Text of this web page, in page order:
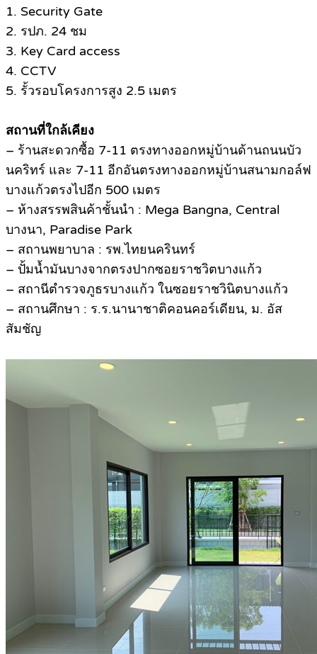
1. Security Gate
2. รปภ. 24 ชม
3. Key Card access
4. CCTV
5. รั้วรอบโครงการสูง 2.5 เมตร
สถานที่ใกล้เคียง
– ร้านสะดวกซื้อ 7-11 ตรงทางออกหมู่บ้านด้านถนนบัว
นคริทร์ และ 7-11 อีกอันตรงทางออกหมู่บ้านสนามกอล์ฟ
บางแก้วตรงไปอีก 500 เมตร
– ห้างสรรพสินค้าชั้นนำ : Mega Bangna, Central
บางนา, Paradise Park
– สถานพยาบาล : รพ.ไทยนครินทร์
– ปั้มน้ำมันบางจากตรงปากซอยราชวิตบางแก้ว
– สถานีตำรวจภูธรบางแก้ว ในซอยราชวินิตบางแก้ว
– สถานศึกษา : ร.ร.นานาชาติคอนคอร์เดียน, ม. อัส
สัมชัญ